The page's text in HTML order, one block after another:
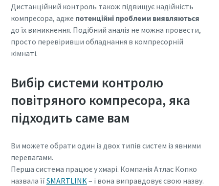
Усе, що вам потрібно знати про процес
пневмотранспортування
транспортування більш ефективним.
Дізнатися
Дистанційний контроль також підвищує надійність
компресора, адже потенційні проблеми виявляються
до їх виникнення. Подібний аналіз не можна провести,
просто перевіривши обладнання в компресорній
кімнаті.
Вибір системи контролю
повітряного компресора, яка
підходить саме вам
Ви можете обрати один із двох типів систем із явними
перевагами.
Перша система працює у хмарі. Компанія Атлас Копко
назвала її SMARTLINK– і вона виправдовує свою назву.